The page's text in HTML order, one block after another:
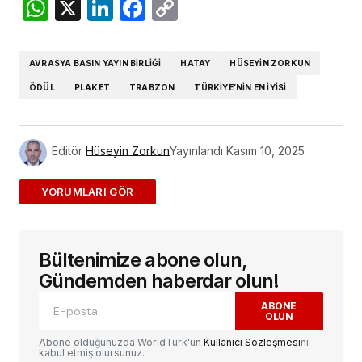
WhatsApp
X LinkedIn
Facebook
AVRASYA BASIN YAYIN BIRLIĞI HATAY HÜSEYIN ZORKUN
ÖDÜL PLAKET TRABZON TÜRKIYE’NIN EN IYISI
Editör Hüseyin ZorkunYayınlandı Kasım 10, 2025
ADD A COMMENT
E-posta adresiniz yayınlanmayacak.
alanlar*ile işaretlenmişlerdir
Yorum
Bültenimize abone olun,
Gündemden haberdar olun!
ABONE
OLUN
Abone olduğunuzda WorldTürk'ün Kullanıcı Sözleşmesini
kabul etmiş olursunuz.